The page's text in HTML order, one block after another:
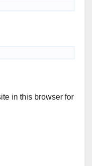
in this browser for